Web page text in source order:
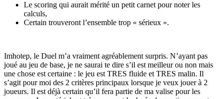
Le scoring qui aurait mérité un petit carnet pour noter les
calculs,
Certain trouveront l’ensemble trop « sérieux ».
Imhotep, le Duel m’a vraiment agréablement surpris. N’ayant pas
joué au jeu de base, je ne saurai te dire s’il est meilleur ou non mais
une chose est certaine : le jeu est TRES fluide et TRES malin. Il
s’agit pour moi des 2 critères principaux lorsque je veux jouer à 2
joueurs. Il est déjà certain qu’il fera partie de ma valise pour les